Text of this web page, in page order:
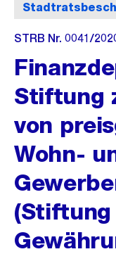
STRB Nr. 0041/
Stiftung
von
Wohn-
(Stiftung